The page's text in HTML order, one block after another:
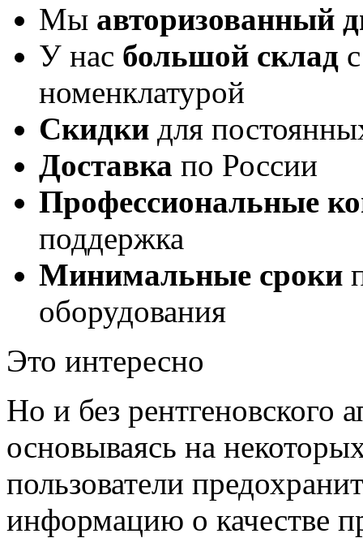
Мы авторизованный
У нас большой склад
номенклатурой
Скидки для
Доставка по России
Профессиональные
поддержка
Минимальные сроки
оборудования
Это интересно
Но и без рентгеновского
основываясь на
пользователи
информацию о качестве